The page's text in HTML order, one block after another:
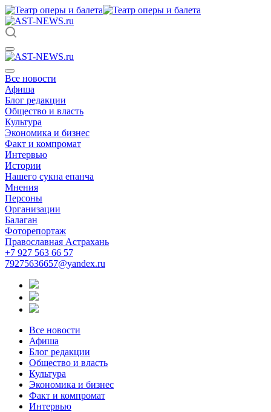
Все новости
Афиша
Блог редакции
Общество и власть
Культура
Экономика и бизнес
Факт и компромат
Интервью
Истории
Нашего сукна епанча
Мнения
Персоны
Организации
Балаган
Фоторепортаж
Православная Астрахань
+7 927 563 66 57
79275636657@yandex.ru
Все новости
Афиша
Блог редакции
Общество и власть
Культура
Экономика и бизнес
Факт и компромат
Интервью